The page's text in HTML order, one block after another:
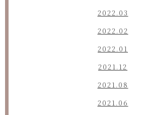
2022.03
2022.02
2022.01
2021.12
2021.08
2021.06